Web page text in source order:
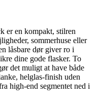
er en kompakt, stilren
sommerhuse eller
låsbare dør giver ro i
dine gode flasker. To
det muligt at have både
helglas-finish uden
high-end segmentet ned i